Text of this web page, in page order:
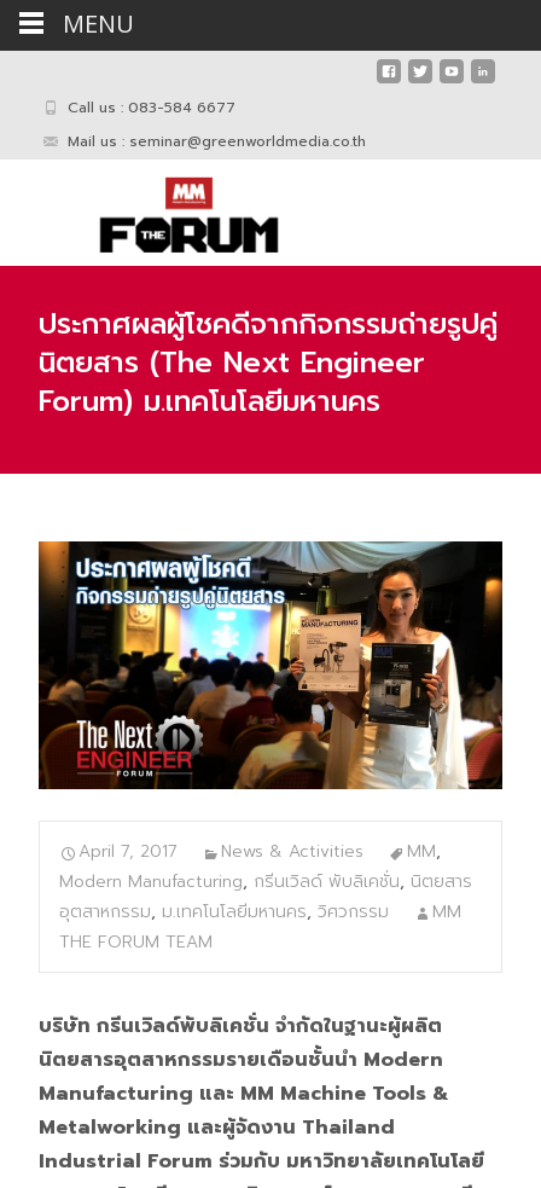
Call us : 083-584 6677
Mail us : seminar@greenworldmedia.co.th
ประกาศผลผู้โชคดีจากกิจกรรมถ่ายรูปคู่
นิตยสาร (The Next Engineer
Forum) ม.เทคโนโลยีมหานคร
April 7, 2017 News & Activities MM,
Modern Manufacturing, กรีนเวิลด์ พับลิเคชั่น, นิตยสาร
อุตสาหกรรม, ม.เทคโนโลยีมหานคร, วิศวกรรม
MM
THE FORUM TEAM
บริษัท กรีนเวิลด์พับลิเคชั่น จํากัดในฐานะผู้ผลิต
นิตยสารอุตสาหกรรมรายเดือนชั้นนำ Modern
Manufacturing และ MM Machine Tools &
Metalworking และผู้จัดงาน Thailand
Industrial Forum ร่วมกับ มหาวิทยาลัยเทคโนโลยี
MENU